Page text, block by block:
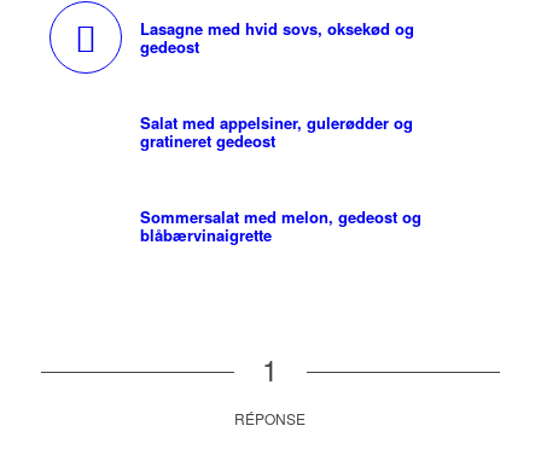
Lasagne med hvid sovs, oksekød og
gedeost
Salat med appelsiner, gulerødder og
gratineret gedeost
Sommersalat med melon, gedeost og
blåbærvinaigrette
1
RÉPONSE